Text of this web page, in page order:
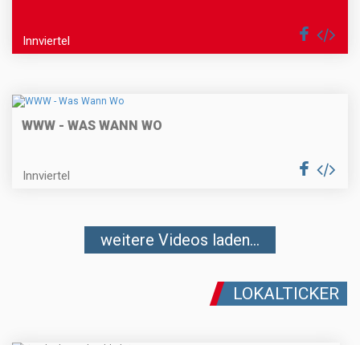
Innviertel
WWW - WAS WANN WO
Innviertel
weitere Videos laden...
LOKALTICKER